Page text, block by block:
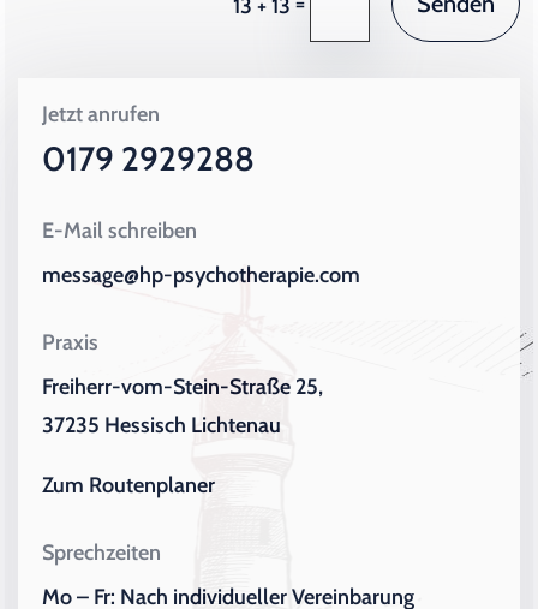
Jetzt anrufen
0179 2929288
E-Mail schreiben
message@hp-psychotherapie.com
Praxis
Freiherr-vom-Stein-Straße 25,
37235 Hessisch Lichtenau
Zum Routenplaner
Sprechzeiten
Mo – Fr: Nach individueller Vereinbarung